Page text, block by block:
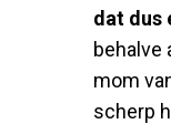
dat dus
behalve
mom
scherp